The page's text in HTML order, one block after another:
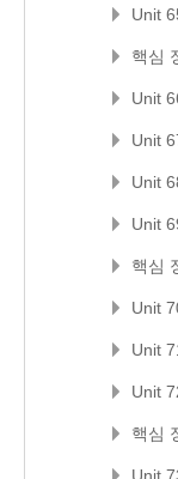
Unit
핵심
Unit
Unit
Unit
Unit
핵심
Unit
Unit
Unit
핵심